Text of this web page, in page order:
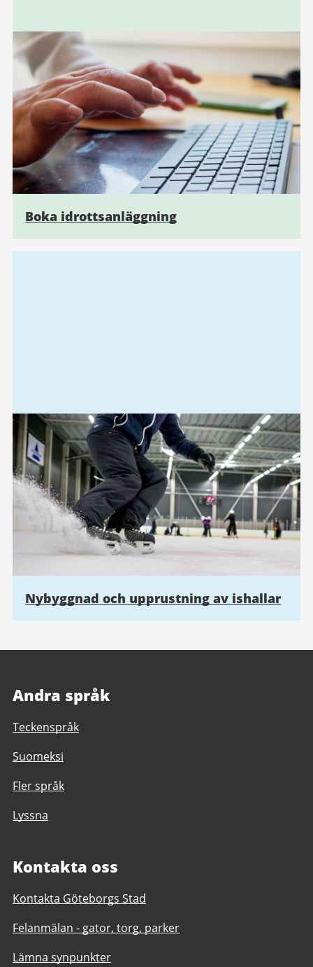
Boka idrottsanläggning
Nybyggnad och upprustning av ishallar
Andra språk
Teckenspråk
Suomeksi
Fler språk
Lyssna
Kontakta oss
Kontakta Göteborgs Stad
Felanmälan - gator, torg, parker
Lämna synpunkter